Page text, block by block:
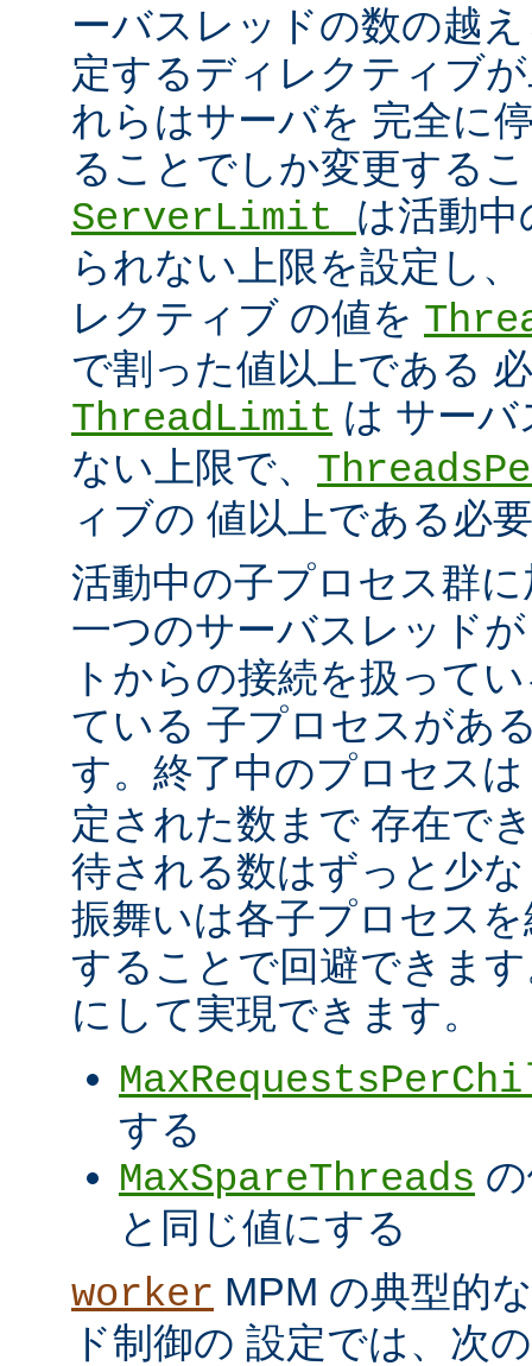
ーバスレッドの数の越
定するディレクティブ
れらはサーバを 完全に
ることでしか変更する
ServerLimit は活動
られない上限を設定し、
レクティブ の値を
で割った値以上である
ThreadLimit は サー
ない上限で、
ィブの 値以上である必
活動中の子プロセス群
一つのサーバスレッド
トからの接続を扱って
ている 子プロセスがあ
す。終了中のプロセス
定された数まで 存在で
待される数はずっと少
振舞いは各子プロセス
することで回避できま
にして実現できます。
する
MaxSpareThreads
と同じ値にする
worker MPM の典型的
ド制御の 設定では、次